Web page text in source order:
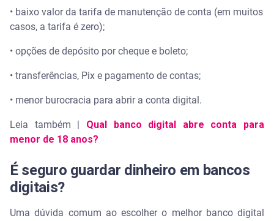
• baixo valor da tarifa de manutenção de conta (em muitos
casos, a tarifa é zero);
• opções de depósito por cheque e boleto;
• transferências, Pix e pagamento de contas;
• menor burocracia para abrir a conta digital.
Leia também | Qual banco digital abre conta para
menor de 18 anos?
É seguro guardar dinheiro em bancos
digitais?
Uma dúvida comum ao escolher o melhor banco digital